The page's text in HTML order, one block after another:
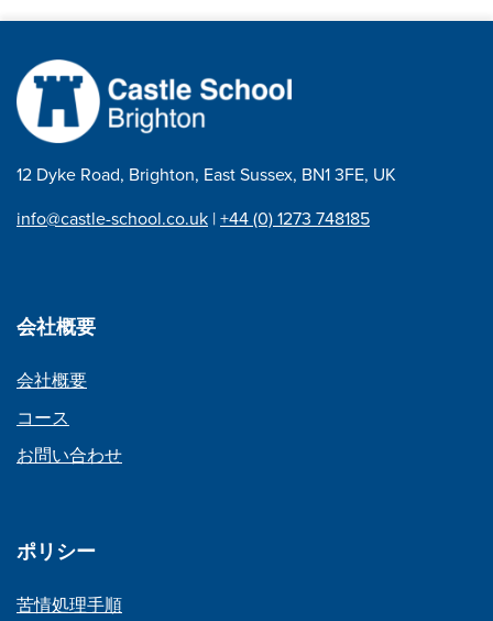
ゲ
ー
シ
ョ
ン
12 Dyke Road, Brighton, East Sussex, BN1 3FE, UK
info@castle-school.co.uk |+44 (0) 1273 748185
会社概要
会社概要
コース
お問い合わせ
ポリシー
苦情処理手順